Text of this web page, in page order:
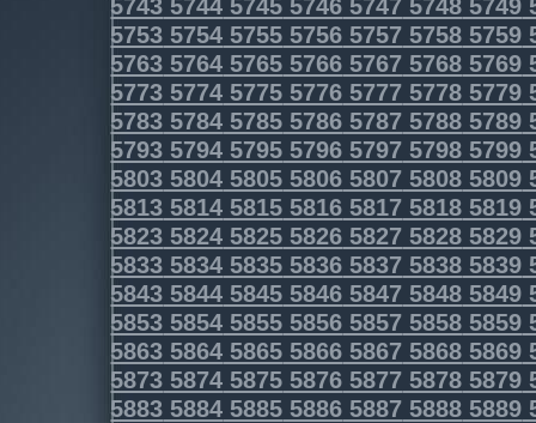
5753 5754 5755 5756 5757 5758 5759
5763 5764 5765 5766 5767 5768 5769
5773 5774 5775 5776 5777 5778 5779
5783 5784 5785 5786 5787 5788 5789
5793 5794 5795 5796 5797 5798 5799
5803 5804 5805 5806 5807 5808 5809
5813 5814 5815 5816 5817 5818 5819
5823 5824 5825 5826 5827 5828 5829
5833 5834 5835 5836 5837 5838 5839
5843 5844 5845 5846 5847 5848 5849
5853 5854 5855 5856 5857 5858 5859
5863 5864 5865 5866 5867 5868 5869
5873 5874 5875 5876 5877 5878 5879
5883 5884 5885 5886 5887 5888 5889